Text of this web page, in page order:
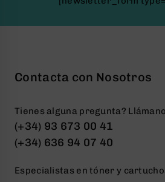
Contacta con Nosotros
Tienes alguna pregunta?
(+34) 93 673 00 41
(+34) 636 94 07 40
Especialistas en tóner y